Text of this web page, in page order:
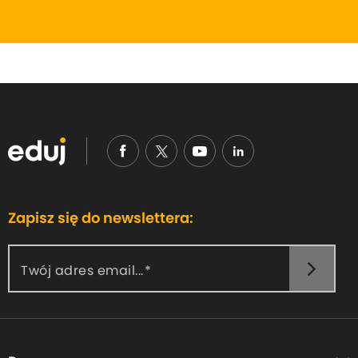
Zapisz się do newslettera:
Twój adres email...